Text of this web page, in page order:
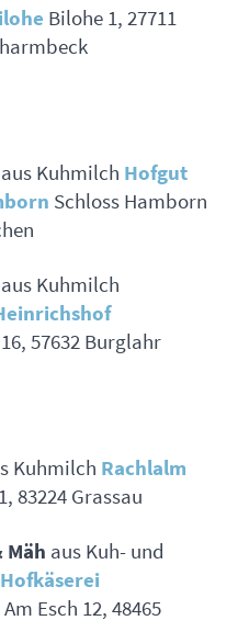
Bilohe 1, 27711
aus Kuhmilch Hofgut
Schloss Hamborn
aus Kuhmilch
57632 Burglahr
Kuhmilch Rachlalm
83224 Grassau
Mäh aus Kuh- und
Hofkäserei
Am Esch 12, 48465